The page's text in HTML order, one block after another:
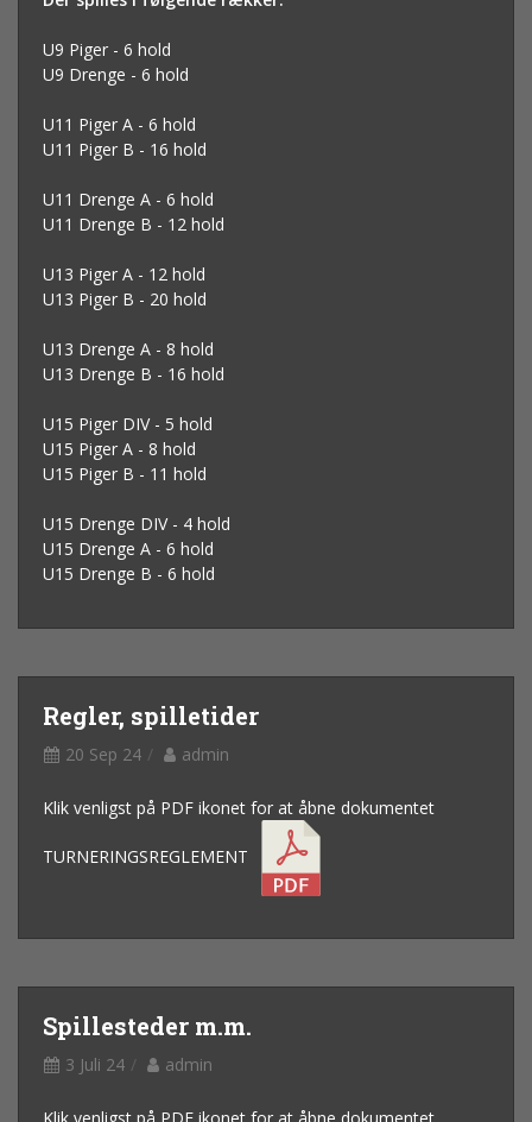
U9 Piger - 6 hold
U9 Drenge - 6 hold
U11 Piger A - 6 hold
U11 Piger B - 16 hold
U11 Drenge A - 6 hold
U11 Drenge B - 12 hold
U13 Piger A - 12 hold
U13 Piger B - 20 hold
U13 Drenge A - 8 hold
U13 Drenge B - 16 hold
U15 Piger DIV - 5 hold
U15 Piger A - 8 hold
U15 Piger B - 11 hold
U15 Drenge DIV - 4 hold
U15 Drenge A - 6 hold
U15 Drenge B - 6 hold
Regler, spilletider
20 Sep 24 admin
Klik venligst på PDF ikonet for at åbne dokumentet
TURNERINGSREGLEMENT
Spillesteder m.m.
3 Juli 24 admin